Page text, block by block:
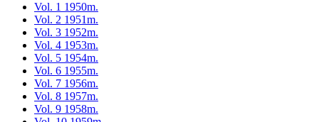
Vol. 1 1950m.
Vol. 2 1951m.
Vol. 3 1952m.
Vol. 4 1953m.
Vol. 5 1954m.
Vol. 6 1955m.
Vol. 7 1956m.
Vol. 8 1957m.
Vol. 9 1958m.